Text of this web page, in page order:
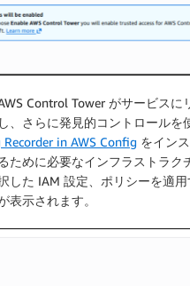
Control Tower がサービスに
、さらに発見的コントロール
Recorder in AWS Config をイン
ために必要なインフラストラ
した IAM 設定、ポリシーを適
表示されます。